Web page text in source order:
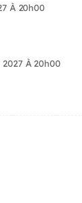
À 20h00
2027 À 20h00